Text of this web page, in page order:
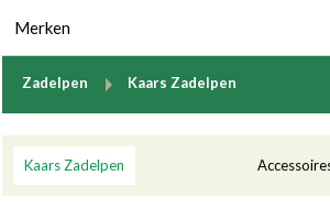
Duitsland
Slovenië Italië
Denemarken
Merken
Zadelpen breadcrumb.to
Kaars Zadelpen
Categorieën
Kaars Zadelpen